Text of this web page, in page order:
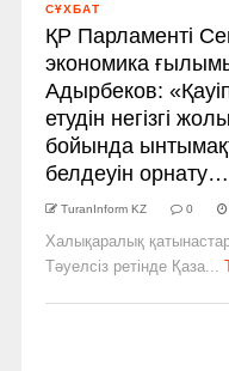
СҰХБАТ
ҚР Парламенті
экономика
Адырбеков:
етудін негізгі
бойында
белдеуін
TuranInform KZ 0
Халықаралық
Тәуелсіз ретінде Қаза...